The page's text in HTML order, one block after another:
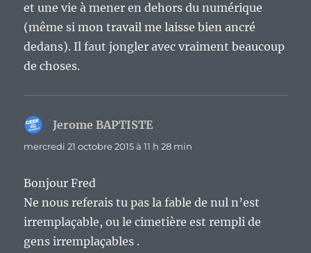
et une vie à mener en dehors du numérique
(même si mon travail me laisse bien ancré
dedans). Il faut jongler avec vraiment beaucoup
de choses.
Jerome BAPTISTE
mercredi 21 octobre 2015 à 11 h 28 min
Bonjour Fred
Ne nous referais tu pas la fable de nul n’est
irremplaçable, ou le cimetière est rempli de
gens irremplaçables .